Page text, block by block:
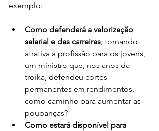
exemplo:
Como defenderá a valorização
salarial e das carreiras, tornando
atrativa a profissão para os jovens,
um ministro que, nos anos da
troika, defendeu cortes
permanentes em rendimentos,
como caminho para aumentar as
poupanças?
Como estará disponível para